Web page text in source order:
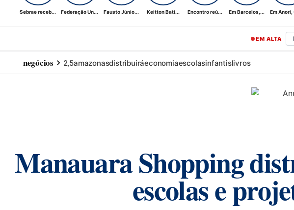
Sebrae receb... Federação Un... Fausto Júnio... Keitton Bati... Encontro reú... Em Barcelos,... Em Anori,
EM ALTA
negócios 2,5amazonasdistribuiráeconomiaescolasinfantislivros
Manauara Shopping
escolas e